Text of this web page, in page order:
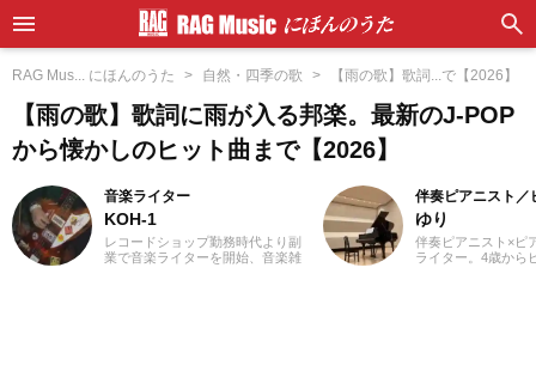
RAG Mus... にほんのうた 自然・四季の歌 【雨の歌】歌詞...で【2026】
【雨の歌】歌詞に雨が入る邦楽。最新のJ-POP
から懐かしのヒット曲まで【2026】
音楽ライター
KOH-1
レコードショップ勤務時代より副
業で音楽ライターを開始、音楽雑
伴奏ピアニスト／
ゆり
伴奏ピアニスト×ピ
ライター。4歳から